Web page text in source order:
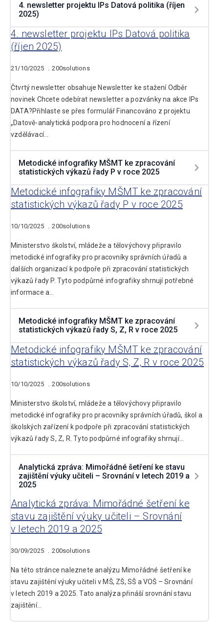
4. newsletter projektu IPs Datová politika (říjen
2025)
4. newsletter projektu IPs Datová politika
(říjen 2025)
21/10/2025 200solutions
Čtvrtý newsletter obsahuje Newsletter ke stažení Odběr
novinek Chcete odebírat newsletter a pozvánky na akce IPs
DATA?Přihlaste se přes formulář Financováno z projektu
„Datově-analytická podpora pro hodnocení a řízení
vzdělávací…
Metodické infografiky MŠMT ke zpracování
statistických výkazů řady P v roce 2025
Metodické infografiky MŠMT ke zpracování
statistických výkazů řady P v roce 2025
10/10/2025 200solutions
Ministerstvo školství, mládeže a tělovýchovy připravilo
metodické infografiky pro pracovníky správních úřadů a
dalších organizací k podpoře při zpracování statistických
výkazů řady P. Tyto podpůrné infografiky shrnují potřebné
informace a…
Metodické infografiky MŠMT ke zpracování
statistických výkazů řady S, Z, R v roce 2025
Metodické infografiky MŠMT ke zpracování
statistických výkazů řady S, Z, R v roce 2025
10/10/2025 200solutions
Ministerstvo školství, mládeže a tělovýchovy připravilo
metodické infografiky pro pracovníky správních úřadů, škol a
školských zařízení k podpoře při zpracování statistických
výkazů řady S, Z, R. Tyto podpůrné infografiky shrnují…
Analytická zpráva: Mimořádné šetření ke stavu
zajištění výuky učiteli – Srovnání v letech 2019 a
2025
Analytická zpráva: Mimořádné šetření ke
stavu zajištění výuky učiteli – Srovnání
v letech 2019 a 2025
30/09/2025 200solutions
Na této stránce naleznete analýzu Mimořádné šetření ke
stavu zajištění výuky učiteli v MŠ, ZŠ, SŠ a VOŠ – Srovnání
v letech 2019 a 2025. Tato analýza přináší srovnání stavu
zajištění…